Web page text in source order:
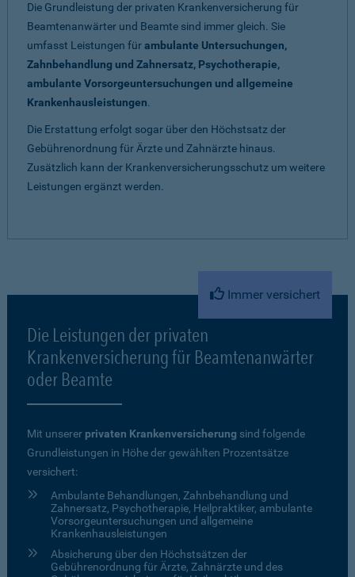
Die Grundleistung der privaten Krankenversicherung für
Beamtenanwärter und Beamte sind immer gleich. Sie
umfasst Leistungen fürambulante Untersuchungen,
Zahnbehandlung und Zahnersatz, Psychotherapie,
ambulante Vorsorgeuntersuchungen und allgemeine
Krankenhausleistungen.
Die Erstattung erfolgt sogar über den Höchstsatz der
Gebührenordnung für Ärzte und Zahnärzte hinaus.
Zusätzlich kann der Krankenversicherungsschutz um weitere
Leistungen ergänzt werden.
Immer versichert
Die Leistungen der privaten
Krankenversicherung für Beamtenanwärter
oder Beamte
Mit unserer privaten Krankenversicherung sind folgende
Grundleistungen in Höhe der gewählten Prozentsätze
versichert:
Ambulante Behandlungen, Zahnbehandlung und
Zahnersatz, Psychotherapie, Heilpraktiker, ambulante
Vorsorgeuntersuchungen und allgemeine
Krankenhausleistungen
Absicherung über den Höchstsätzen der
Gebührenordnung für Ärzte, Zahnärzte und des